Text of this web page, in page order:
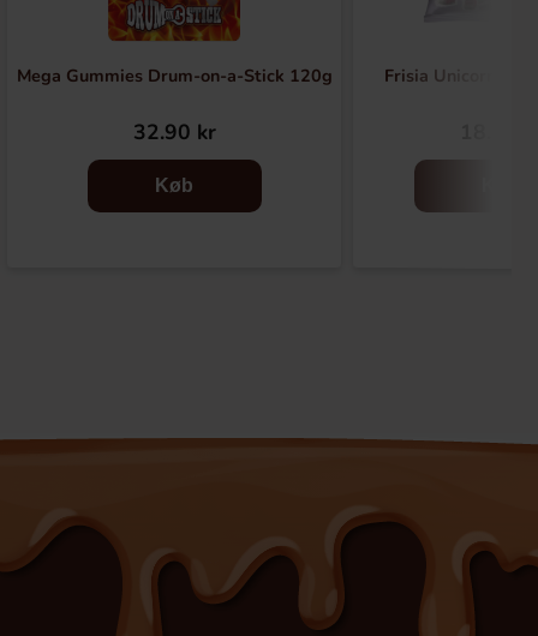
Mega Gummies Drum-on-a-Stick 120g
32.90 kr
Køb
Frisia Unicorn